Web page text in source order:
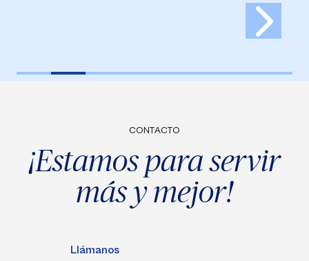
CONTACTO
¡Estamos para servir
más y mejor!
Llámanos